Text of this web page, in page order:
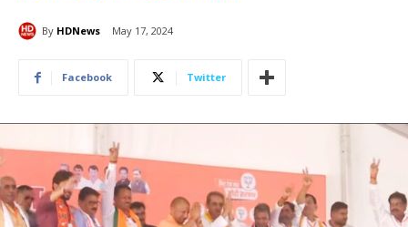
By HDNews May 17, 2024
Facebook Twitter